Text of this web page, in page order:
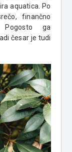
aquatica. Po
finančno
ga
česar je tudi